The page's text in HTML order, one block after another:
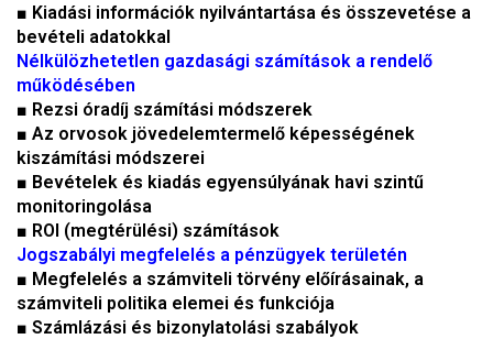
■ Kiadási információk nyilvántartása és összevetése a
bevételi adatokkal
Nélkülözhetetlen gazdasági számítások a rendelő
működésében
■ Rezsi óradíj számítási módszerek
■ Az orvosok jövedelemtermelő képességének
kiszámítási módszerei
■ Bevételek és kiadás egyensúlyának havi szintű
monitoringolása
■ ROI (megtérülési) számítások
Jogszabályi megfelelés a pénzügyek területén
■ Megfelelés a számviteli törvény előírásainak, a
számviteli politika elemei és funkciója
■ Számlázási és bizonylatolási szabályok